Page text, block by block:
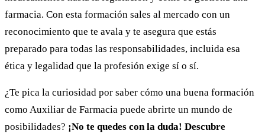
farmacia. Con esta formación sales al mercado con un
reconocimiento que te avala y te asegura que estás
preparado para todas las responsabilidades, incluida esa
ética y legalidad que la profesión exige sí o sí.
¿Te pica la curiosidad por saber cómo una buena formación
como Auxiliar de Farmacia puede abrirte un mundo de
posibilidades? ¡No te quedes con la duda! Descubre